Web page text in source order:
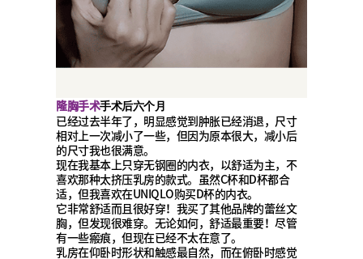
隆胸手术手术后六个月
已经过去半年了，明显感觉到肿胀已经消退，尺寸
相对上一次减小了一些，但因为原本很大，减小后
的尺寸我也很满意。
现在我基本上只穿无钢圈的内衣，以舒适为主，不
喜欢那种太挤压乳房的款式。虽然C杯和D杯都合
适，但我喜欢在UNIQLO购买D杯的内衣。
它非常舒适而且很好穿！我买了其他品牌的蕾丝文
胸，但发现很难穿。无论如何，舒适最重要！尽管
有一些瘢痕，但现在已经不太在意了。
乳房在仰卧时形状和触感最自然，而在俯卧时感觉